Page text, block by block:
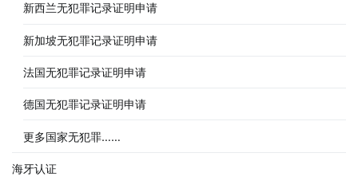
新西兰无犯罪记录证明申请
新加坡无犯罪记录证明申请
法国无犯罪记录证明申请
德国无犯罪记录证明申请
更多国家无犯罪……
海牙认证